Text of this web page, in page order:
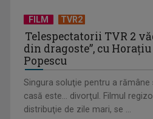
FILM TVR2
Telespectatorii TVR 2
din dragoste”, cu
Popescu
Singura soluţie pentru a
casă este... divorţul. Filmul
distribuţie de zile mari, se ...